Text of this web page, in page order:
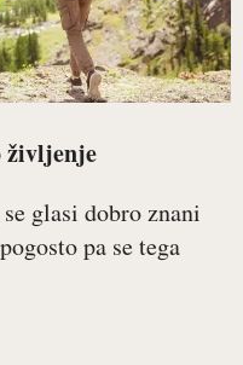
življenje
glasi dobro znani
pa se tega